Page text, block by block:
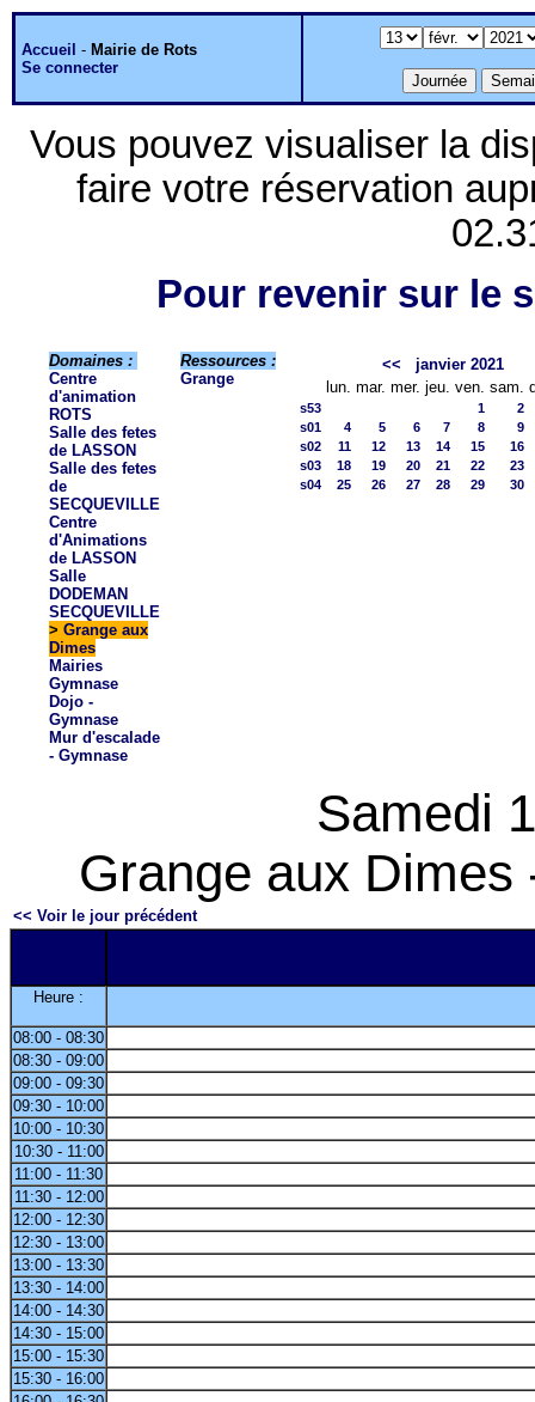
Accueil - Mairie de Rots
Se connecter
Vous pouvez visualiser la
faire votre réservation
Pour revenir sur le
Domaines :
Centre
d'animation
ROTS
Salle des fetes
de LASSON
Salle des fetes
de
SECQUEVILLE
Centre
d'Animations
de LASSON
Salle
DODEMAN
SECQUEVILLE
> Grange aux
Dimes
Mairies
Gymnase
Dojo -
Gymnase
Mur d'escalade
- Gymnase
Ressources :
Grange
<<
janvier 2021
lun. mar. mer. jeu. ven. sam.
s53 1
2
s01
4 5 6 7 8
9
s02
11 12 13 14 15
16
s03
18 19 20 21 22
23
s04
25 26 27 28 29 30
Samedi
Grange aux Dimes
<< Voir le jour précédent
Heure :
08:00 - 08:30
08:30 - 09:00
09:00 - 09:30
09:30 - 10:00
10:00 - 10:30
10:30 - 11:00
11:00 - 11:30
11:30 - 12:00
12:00 - 12:30
12:30 - 13:00
13:00 - 13:30
13:30 - 14:00
14:00 - 14:30
14:30 - 15:00
15:00 - 15:30
15:30 - 16:00